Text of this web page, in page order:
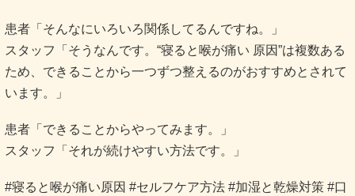
患者「そんなにいろいろ関係してるんですね。」
スタッフ「そうなんです。“寝ると喉が痛い 原因”は複数ある
ため、できることから一つずつ整えるのがおすすめとされて
います。」
患者「できることからやってみます。」
スタッフ「それが続けやすい方法です。」
#寝ると喉が痛い原因 #セルフケア方法 #加湿と乾燥対策 #口